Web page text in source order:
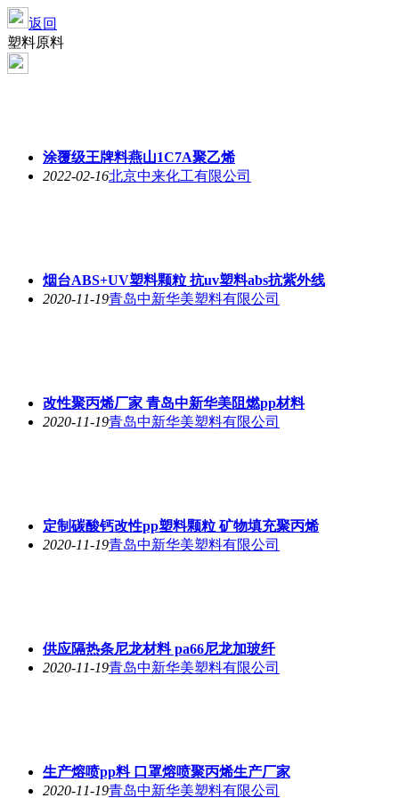
返回
塑料原料
涂覆级王牌料燕山1C7A聚乙烯
2022-02-16北京中来化工有限公司
烟台ABS+UV塑料颗粒 抗uv塑料abs抗紫外线
2020-11-19青岛中新华美塑料有限公司
改性聚丙烯厂家 青岛中新华美阻燃pp材料
2020-11-19青岛中新华美塑料有限公司
定制碳酸钙改性pp塑料颗粒 矿物填充聚丙烯
2020-11-19青岛中新华美塑料有限公司
供应隔热条尼龙材料 pa66尼龙加玻纤
2020-11-19青岛中新华美塑料有限公司
生产熔喷pp料 口罩熔喷聚丙烯生产厂家
2020-11-19青岛中新华美塑料有限公司